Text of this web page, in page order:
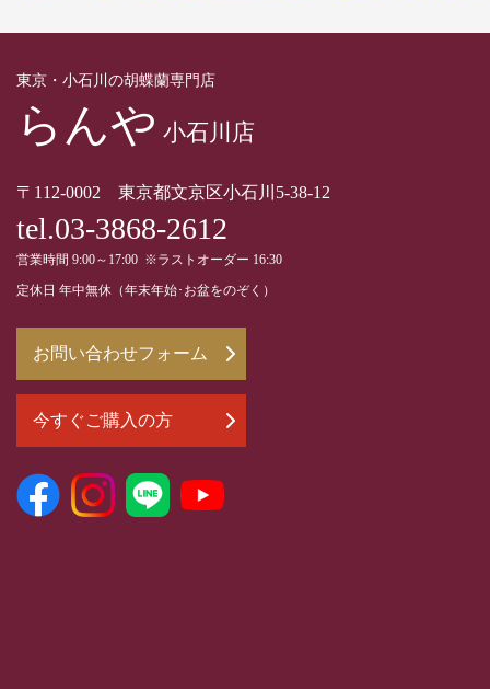
東京・小石川の胡蝶蘭専門店
らんや 小石川店
〒112-0002 東京都文京区小石川5-38-12
tel.03-3868-2612
営業時間 9:00～17:00 ※ラストオーダー 16:30
定休日 年中無休（年末年始･お盆をのぞく）
お問い合わせフォーム
今すぐご購入の方